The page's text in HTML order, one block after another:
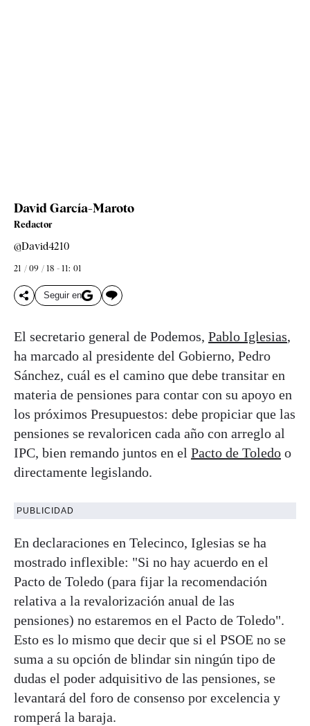
David García-Maroto
Redactor
@David4210
21 / 09 / 18 - 11: 01
Seguir en
El secretario general de Podemos, Pablo Iglesias,
ha marcado al presidente del Gobierno, Pedro
Sánchez, cuál es el camino que debe transitar en
materia de pensiones para contar con su apoyo en
los próximos Presupuestos: debe propiciar que las
pensiones se revaloricen cada año con arreglo al
IPC, bien remando juntos en el Pacto de Toledo o
directamente legislando.
PUBLICIDAD
En declaraciones en Telecinco, Iglesias se ha
mostrado inflexible: "Si no hay acuerdo en el
Pacto de Toledo (para fijar la recomendación
relativa a la revalorización anual de las
pensiones) no estaremos en el Pacto de Toledo".
Esto es lo mismo que decir que si el PSOE no se
suma a su opción de blindar sin ningún tipo de
dudas el poder adquisitivo de las pensiones, se
levantará del foro de consenso por excelencia y
romperá la baraja.